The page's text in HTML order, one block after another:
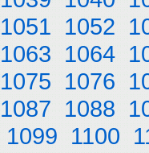
1051 1052
1063 1064
1075 1076
1087 1088
1099 1100